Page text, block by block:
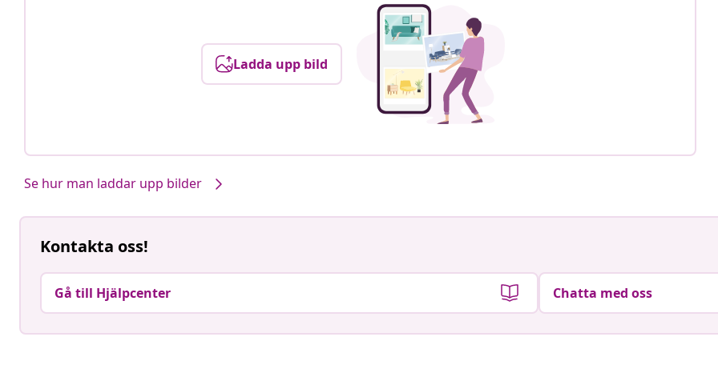
Ladda upp bild
Se hur man laddar upp bilder
Kontakta oss!
Gå till Hjälpcenter Chatta med oss